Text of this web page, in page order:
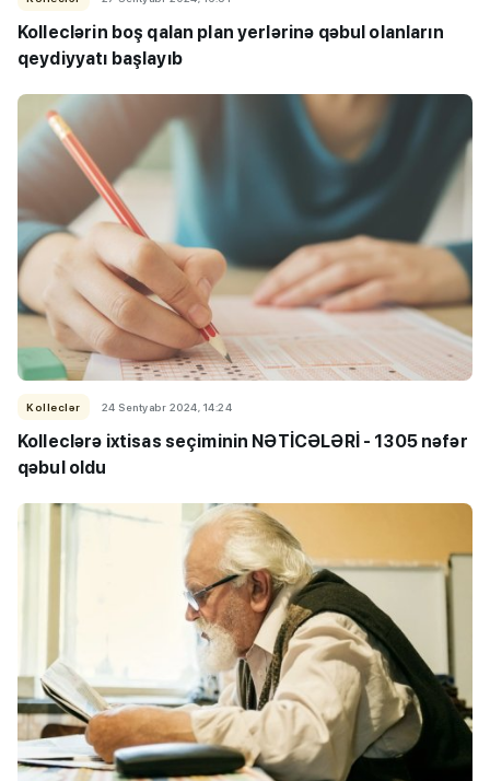
Kolleclərin boş qalan plan yerlərinə qəbul olanların
qeydiyyatı başlayıb
Kolleclər 24 Sentyabr 2024, 14:24
Kolleclərə ixtisas seçiminin NƏTİCƏLƏRİ - 1305 nəfər
qəbul oldu